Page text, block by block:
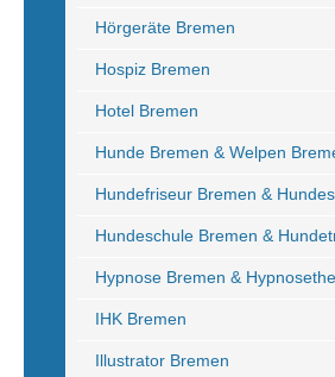
Hörgeräte Bremen
Hospiz Bremen
Hotel Bremen
Hunde Bremen & Welpen
Hundefriseur Bremen &
Hundeschule Bremen &
Hypnose Bremen &
IHK Bremen
Illustrator Bremen